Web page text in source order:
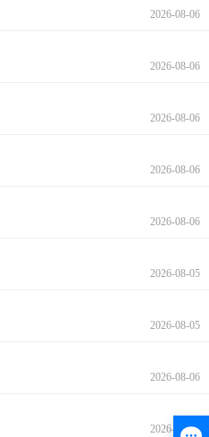
2026-08-06
2026-08-06
2026-08-06
2026-08-06
2026-08-06
2026-08-05
2026-08-05
2026-08-06
2026-08-06